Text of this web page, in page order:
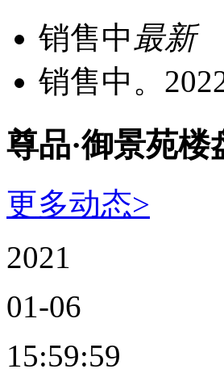
销售中 最新
销售中。
尊品·御景苑楼
更多动态>
2021
01-06
15:59:59